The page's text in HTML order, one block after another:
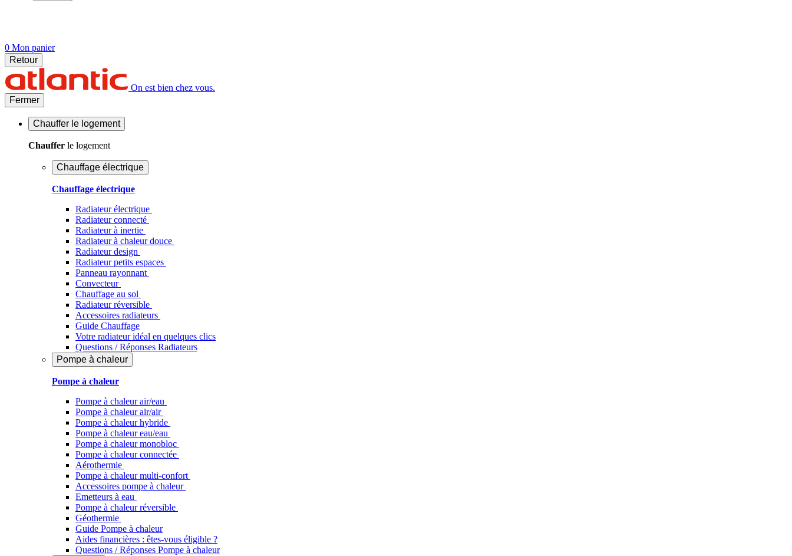
0 Mon panier
Retour
On est bien chez vous.
Fermer
Chauffer le logement
Chauffer le logement
Chauffage électrique
Chauffage électrique
Radiateur électrique
Radiateur connecté
Radiateur à inertie
Radiateur à chaleur douce
Radiateur design
Radiateur petits espaces
Panneau rayonnant
Convecteur
Chauffage au sol
Radiateur réversible
Accessoires radiateurs
Guide Chauffage
Votre radiateur idéal en quelques clics
Questions / Réponses Radiateurs
Pompe à chaleur
Pompe à chaleur
Pompe à chaleur air/eau
Pompe à chaleur air/air
Pompe à chaleur hybride
Pompe à chaleur​ eau/eau
Pompe à chaleur monobloc
Pompe à chaleur connectée
Aérothermie
Pompe à chaleur multi-confort
Accessoires pompe à chaleur
Emetteurs à eau
Pompe à chaleur réversible
Géothermie
Guide Pompe à chaleur
Aides financières : êtes-vous éligible ?
Questions / Réponses Pompe à chaleur